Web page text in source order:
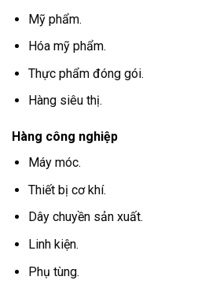
Mỹ phẩm.
Hóa mỹ phẩm.
Thực phẩm đóng gói.
Hàng siêu thị.
Hàng công nghiệp
Máy móc.
Thiết bị cơ khí.
Dây chuyền sản xuất.
Linh kiện.
Phụ tùng.